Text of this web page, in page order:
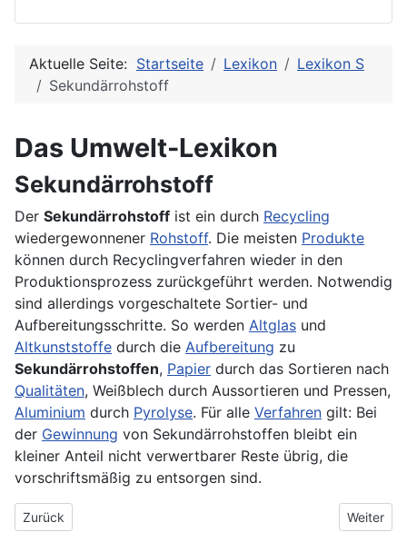
Aktuelle Seite: Startseite Lexikon
Lexikon S
Sekundärrohstoff
Das Umwelt-Lexikon
Sekundärrohstoff
Der Sekundärrohstoff ist ein durch Recycling
wiedergewonnener Rohstoff. Die meisten Produkte
können durch Recyclingverfahren wieder in den
Produktionsprozess zurückgeführt werden. Notwendig
sind allerdings vorgeschaltete Sortier- und
Aufbereitungsschritte. So werden Altglas und
Altkunststoffe durch die Aufbereitung zu
Sekundärrohstoffen, Papier durch das Sortieren nach
Qualitäten, Weißblech durch Aussortieren und Pressen,
Aluminium durch Pyrolyse. Für alle Verfahren gilt: Bei
der Gewinnung von Sekundärrohstoffen bleibt ein
kleiner Anteil nicht verwertbarer Reste übrig, die
vorschriftsmäßig zu entsorgen sind.
Vorheriger Beitrag: Sekundärkreis
Zurück Nächster
Weiter